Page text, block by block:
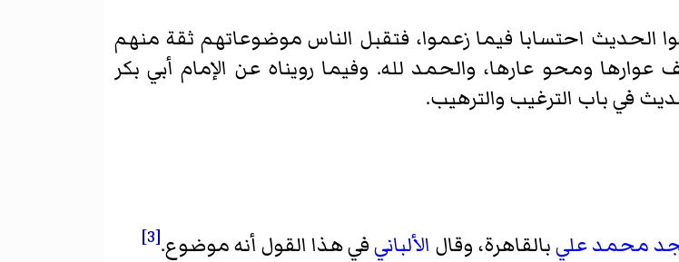
الحديث احتسابا فيما زعموا، فتقبل الناس موضوعاتهم ثقة منهم
ومحو عارها، والحمد لله. وفيما رويناه عن الإمام أبي بكر
في باب الترغيب والترهيب.
محمد عليبالقاهرة، وقال الألبانيفي هذا القول أنه موضوع.[3]